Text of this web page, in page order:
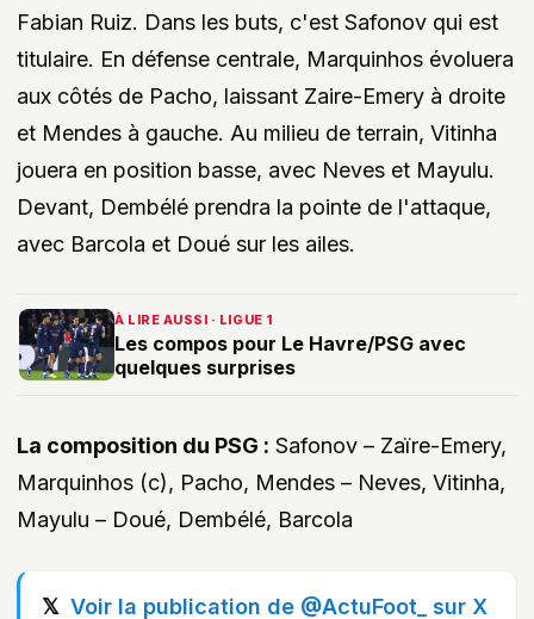
Fabian Ruiz. Dans les buts, c'est Safonov qui est
titulaire. En défense centrale, Marquinhos évoluera
aux côtés de Pacho, laissant Zaire-Emery à droite
et Mendes à gauche. Au milieu de terrain, Vitinha
jouera en position basse, avec Neves et Mayulu.
Devant, Dembélé prendra la pointe de l'attaque,
avec Barcola et Doué sur les ailes.
À LIRE AUSSI · LIGUE 1
Les compos pour Le Havre/PSG avec
quelques surprises
La composition du PSG : Safonov – Zaïre-Emery,
Marquinhos (c), Pacho, Mendes – Neves, Vitinha,
Mayulu – Doué, Dembélé, Barcola
Voir la publication de @ActuFoot_ sur X